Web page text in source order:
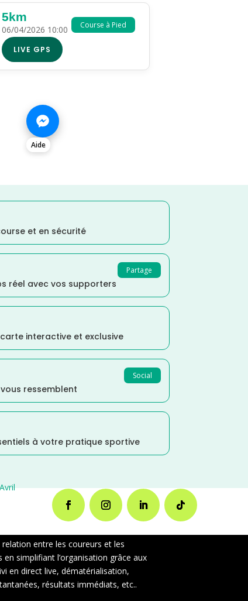
Course à Pied
5km
06/04/2026 10:00
LIVE GPS
Aide
et en sécurité
Partage
réel avec vos supporters
interactive et exclusive
Social
ressemblent
à votre pratique sportive
entre les coureurs et les
simplifiant l’organisation grâce aux
en direct live, dématérialisation,
résultats immédiats, etc..